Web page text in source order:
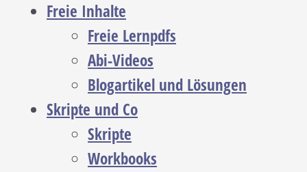
Freie Inhalte
Freie Lernpdfs
Abi-Videos
Blogartikel und Lösungen
Skripte und Co
Skripte
Workbooks